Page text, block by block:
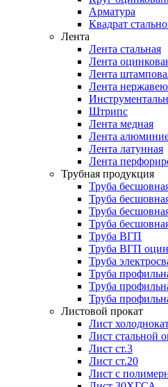
Арматура
Квадрат
Лента
Лента стальная
Лента
Лента
Лента
Штрипс
Лента медная
Лента
Лента латунная
Лента
Трубная продукция
Труба
Труба
Труба
Труба
Труба ВГП
Труба ВГП
Труба
Труба
Труба
Труба
Листовой прокат
Лист
Лист стальной
Лист ст.3
Лист ст.20
Лист с